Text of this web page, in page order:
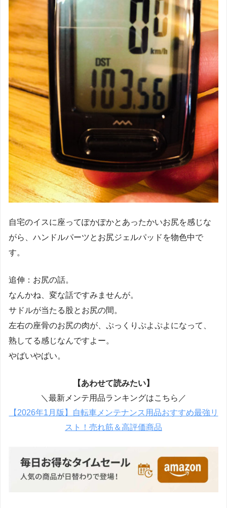
自宅のイスに座ってぽかぽかとあったかいお尻を感じな
がら、ハンドルパーツとお尻ジェルパッドを物色中で
す。
追伸：お尻の話。
なんかね、変な話ですみませんが。
サドルが当たる股とお尻の間。
左右の座骨のお尻の肉が、ぷっくりぷよぷよになって、
熟してる感じなんですよー。
やばいやばい。
【あわせて読みたい】
＼最新メンテ用品ランキングはこちら／
【2026年1月版】自転車メンテナンス用品おすすめ最強リ
スト！売れ筋＆高評価商品